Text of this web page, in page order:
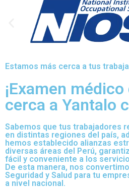
Estamos más cerca a tus
¡Examen
cerca a Yantalo
Sabemos que tus trabajadores
en distintas regiones del país,
hemos establecido alianzas
diversas áreas del Perú,
fácil y conveniente a los
De esta manera, nos
Seguridad y Salud para tu
a nivel nacional.